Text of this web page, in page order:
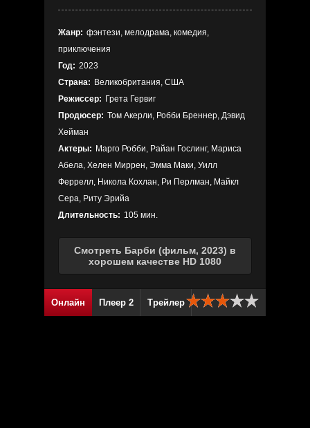
Жанр: фэнтези, мелодрама, комедия,
приключения
Год: 2023
Страна: Великобритания, США
Режиссер: Грета Гервиг
Продюсер: Том Акерли, Робби Бреннер, Дэвид
Хейман
Актеры: Марго Робби, Райан Гослинг, Мариса
Абела, Хелен Миррен, Эмма Маки, Уилл
Феррелл, Никола Кохлан, Ри Перлман, Майкл
Сера, Риту Эрийа
Длительность: 105 мин.
Смотреть Барби (фильм, 2023) в
хорошем качестве HD 1080
Онлайн Плеер 2 Трейлер